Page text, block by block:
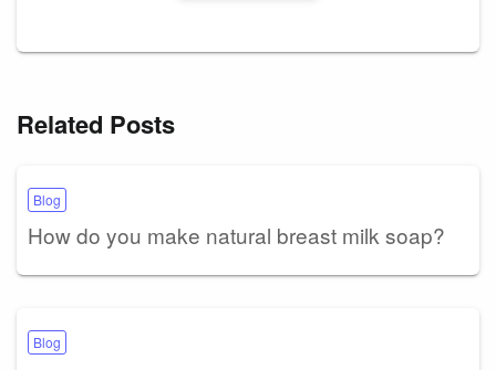
Related Posts
Blog
How do you make natural breast milk soap?
Blog